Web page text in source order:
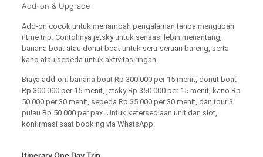
Add-on & Upgrade
Add-on cocok untuk menambah pengalaman tanpa mengubah
ritme trip. Contohnya jetsky untuk sensasi lebih menantang,
banana boat atau donut boat untuk seru-seruan bareng, serta
kano atau sepeda untuk aktivitas ringan.
Biaya add-on: banana boat Rp 300.000 per 15 menit, donut boat
Rp 300.000 per 15 menit, jetsky Rp 350.000 per 15 menit, kano Rp
50.000 per 30 menit, sepeda Rp 35.000 per 30 menit, dan tour 3
pulau Rp 50.000 per pax. Untuk ketersediaan unit dan slot,
konfirmasi saat booking via WhatsApp.
Itinerary One Day Trip